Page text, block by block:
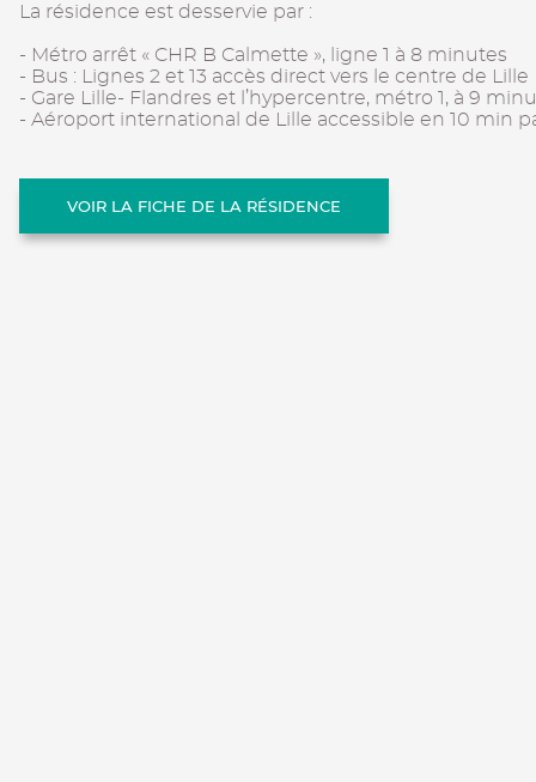
La résidence est desservie par :
- Métro arrêt « CHR B Calmette », ligne 1 à 8 minutes
- Bus : Lignes 2 et 13 accès direct vers le centre de Lille
- Gare Lille- Flandres et l’hypercentre, métro 1, à 9
- Aéroport international de Lille accessible en 10 min
VOIR LA FICHE DE LA RÉSIDENCE